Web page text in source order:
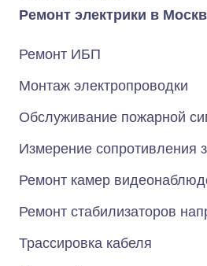
Ремонт электрики в
Ремонт ИБП
Монтаж электропроводки
Обслуживание пожарной
Измерение сопротивления
Ремонт камер
Ремонт стабилизаторов
Трассировка кабеля